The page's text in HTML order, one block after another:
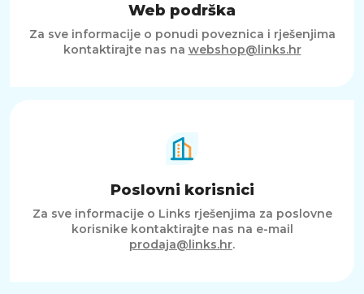
Web podrška
Za sve informacije o ponudi poveznica i rješenjima
kontaktirajte nas na webshop@links.hr
Poslovni korisnici
Za sve informacije o Links rješenjima za poslovne
korisnike kontaktirajte nas na e-mail
prodaja@links.hr.